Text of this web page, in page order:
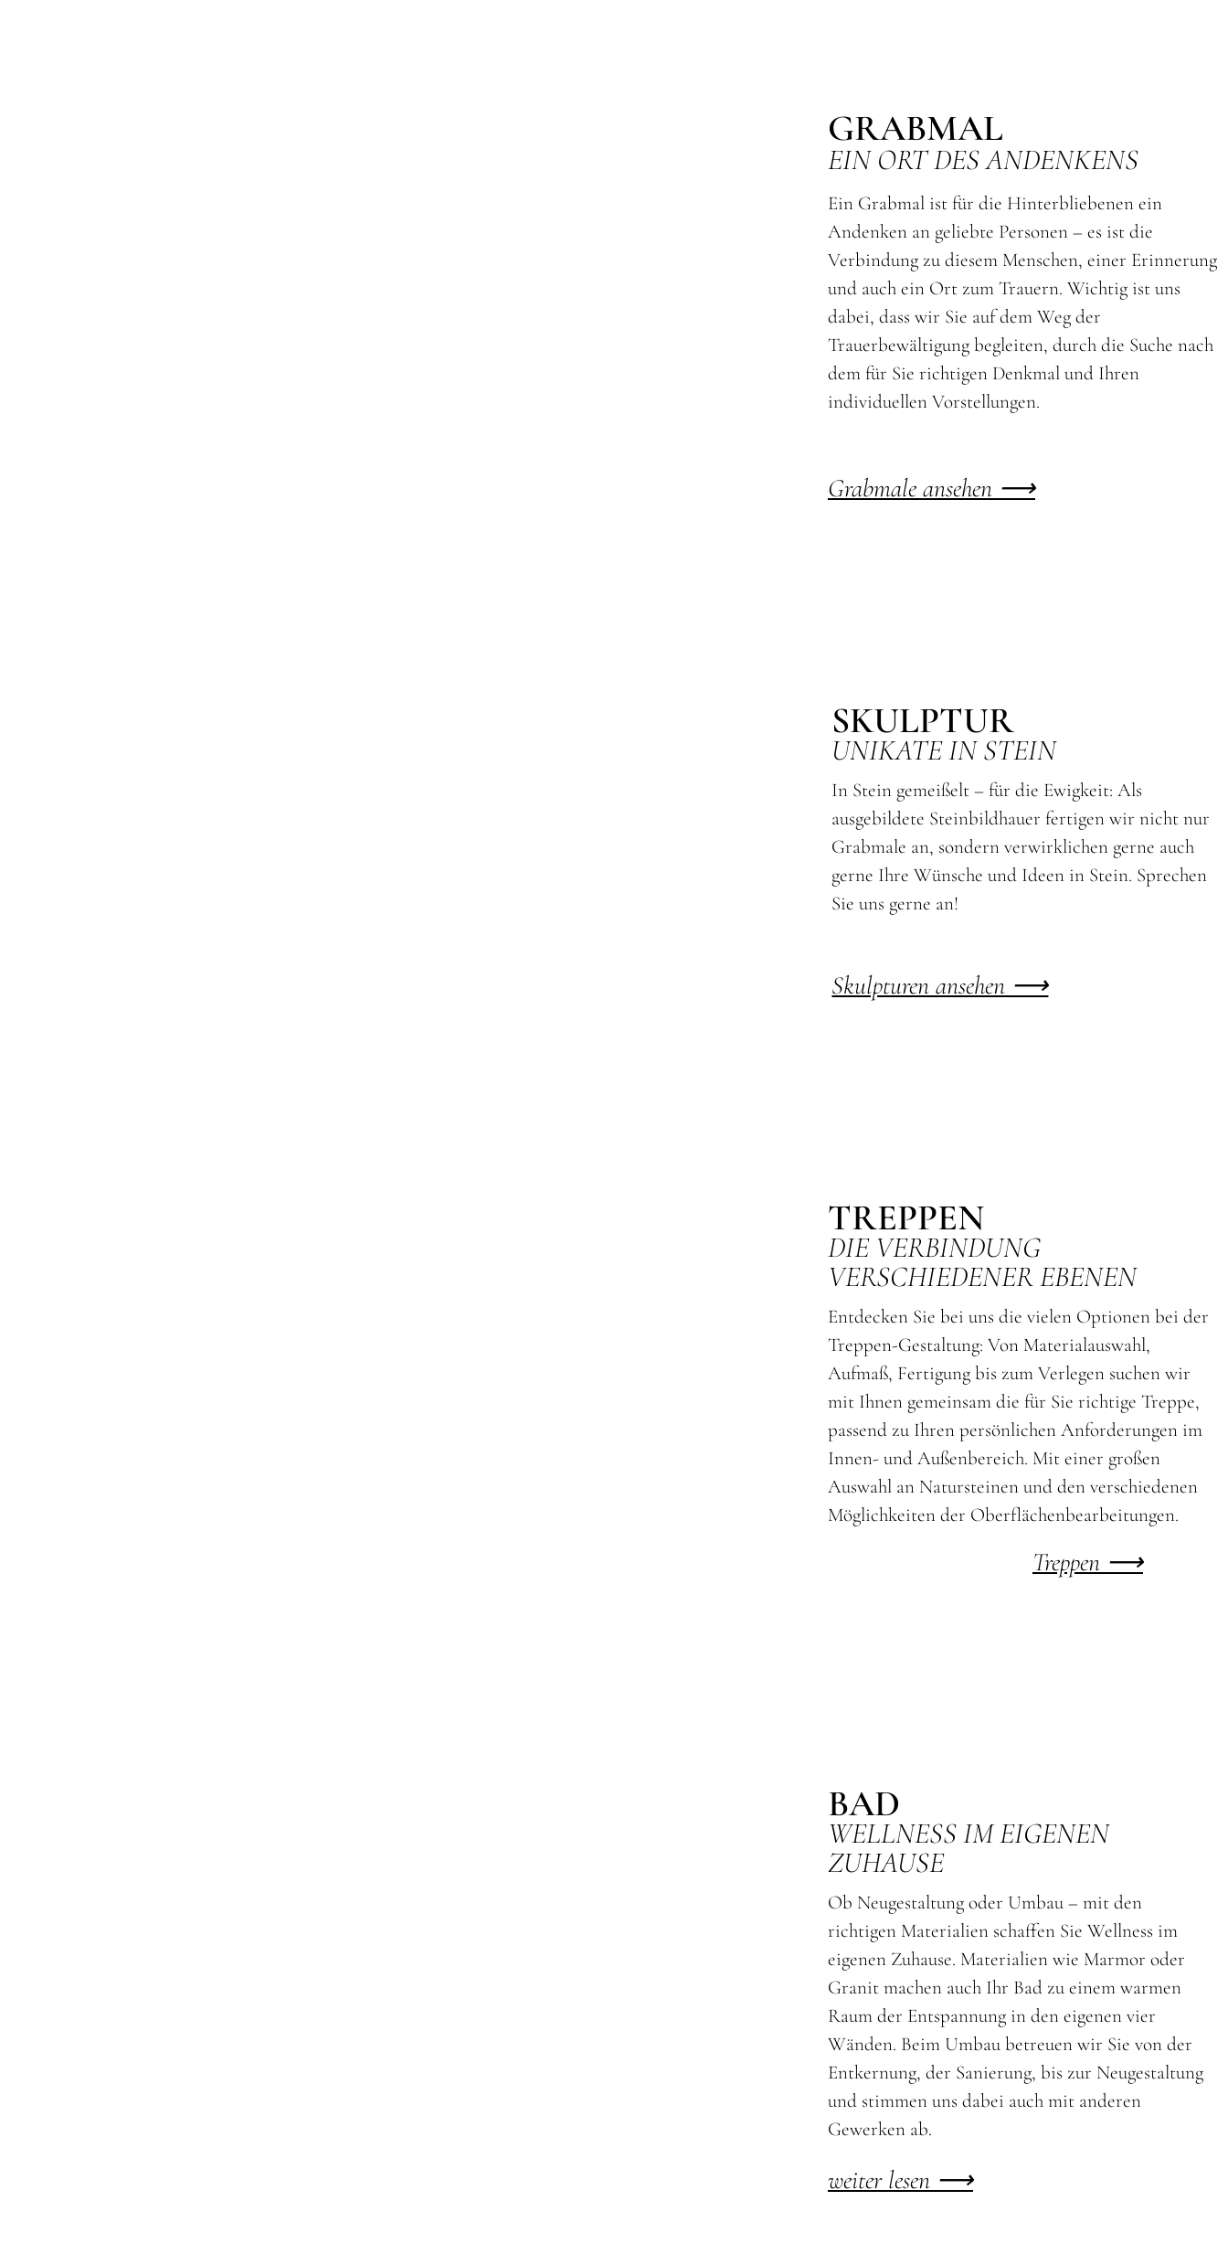
GRABMAL
EIN ORT DES ANDENKENS
Ein Grabmal ist für die Hinterbliebenen ein
Andenken an geliebte Personen – es ist die
Verbindung zu diesem Menschen, einer Erinnerung
und auch ein Ort zum Trauern. Wichtig ist uns
dabei, dass wir Sie auf dem Weg der
Trauerbewältigung begleiten, durch die Suche nach
dem für Sie richtigen Denkmal und Ihren
individuellen Vorstellungen.
Grabmale ansehen ⟶
SKULPTUR
UNIKATE IN STEIN
In Stein gemeißelt – für die Ewigkeit: Als
ausgebildete Steinbildhauer fertigen wir nicht nur
Grabmale an, sondern verwirklichen gerne auch
gerne Ihre Wünsche und Ideen in Stein. Sprechen
Sie uns gerne an!
Skulpturen ansehen ⟶
TREPPEN
DIE VERBINDUNG
VERSCHIEDENER EBENEN
Entdecken Sie bei uns die vielen Optionen bei der
Treppen-Gestaltung: Von Materialauswahl,
Aufmaß, Fertigung bis zum Verlegen suchen wir
mit Ihnen gemeinsam die für Sie richtige Treppe,
passend zu Ihren persönlichen Anforderungen im
Innen- und Außenbereich. Mit einer großen
Auswahl an Natursteinen und den verschiedenen
Möglichkeiten der Oberflächenbearbeitungen.
Treppen ⟶
BAD
WELLNESS IM EIGENEN
ZUHAUSE
Ob Neugestaltung oder Umbau – mit den
richtigen Materialien schaffen Sie Wellness im
eigenen Zuhause. Materialien wie Marmor oder
Granit machen auch Ihr Bad zu einem warmen
Raum der Entspannung in den eigenen vier
Wänden. Beim Umbau betreuen wir Sie von der
Entkernung, der Sanierung, bis zur Neugestaltung
und stimmen uns dabei auch mit anderen
Gewerken ab.
weiter lesen ⟶